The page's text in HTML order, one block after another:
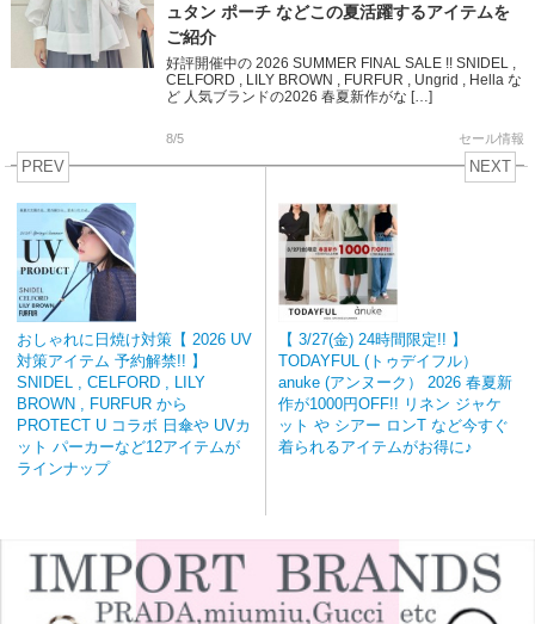
ュタン ポーチ などこの夏活躍するアイテムを
ご紹介
好評開催中の 2026 SUMMER FINAL SALE !! SNIDEL ,
CELFORD , LILY BROWN , FURFUR , Ungrid , Hella な
ど 人気ブランドの2026 春夏新作がな […]
8/5 セール情報
PREV
おしゃれに日焼け対策【 2026 UV
対策アイテム 予約解禁!! 】
SNIDEL , CELFORD , LILY
BROWN , FURFUR から
PROTECT U コラボ 日傘や UVカ
ット パーカーなど12アイテムが
ラインナップ
NEXT
【 3/27(金) 24時間限定!! 】
TODAYFUL (トゥデイフル）
anuke (アンヌーク） 2026 春夏新
作が1000円OFF!! リネン ジャケ
ット や シアー ロンT など今すぐ
着られるアイテムがお得に♪